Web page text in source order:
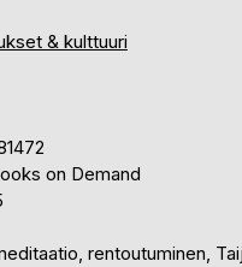
& kulttuuri
on Demand
rentoutuminen,